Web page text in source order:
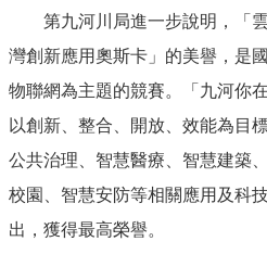
第九河川局進一步說明，「雲
灣創新應用奧斯卡」的美譽，是
物聯網為主題的競賽。「九河你
以創新、整合、開放、效能為目
公共治理、智慧醫療、智慧建築
校園、智慧安防等相關應用及科
出，獲得最高榮譽。